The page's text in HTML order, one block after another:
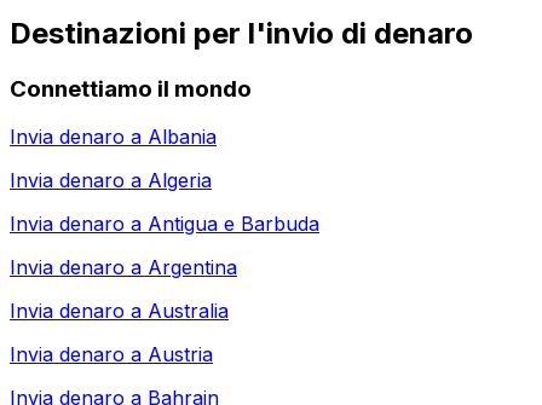
Destinazioni per l'invio di denaro
Connettiamo il mondo
Invia denaro a Albania
Invia denaro a Algeria
Invia denaro a Antigua e Barbuda
Invia denaro a Argentina
Invia denaro a Australia
Invia denaro a Austria
Invia denaro a Bahrain